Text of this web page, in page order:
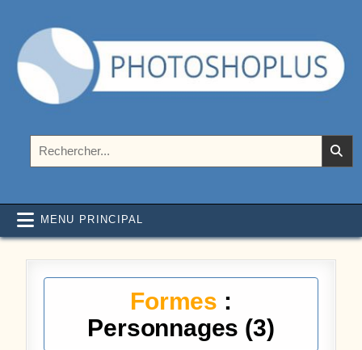
Photoshoplus
MENU PRINCIPAL
Formes :
Personnages (3)